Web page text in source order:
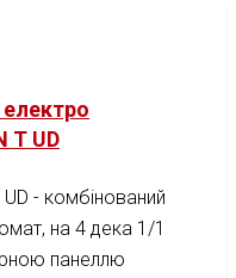
T UD
- комбінований
на 4 дека 1/1
панеллю